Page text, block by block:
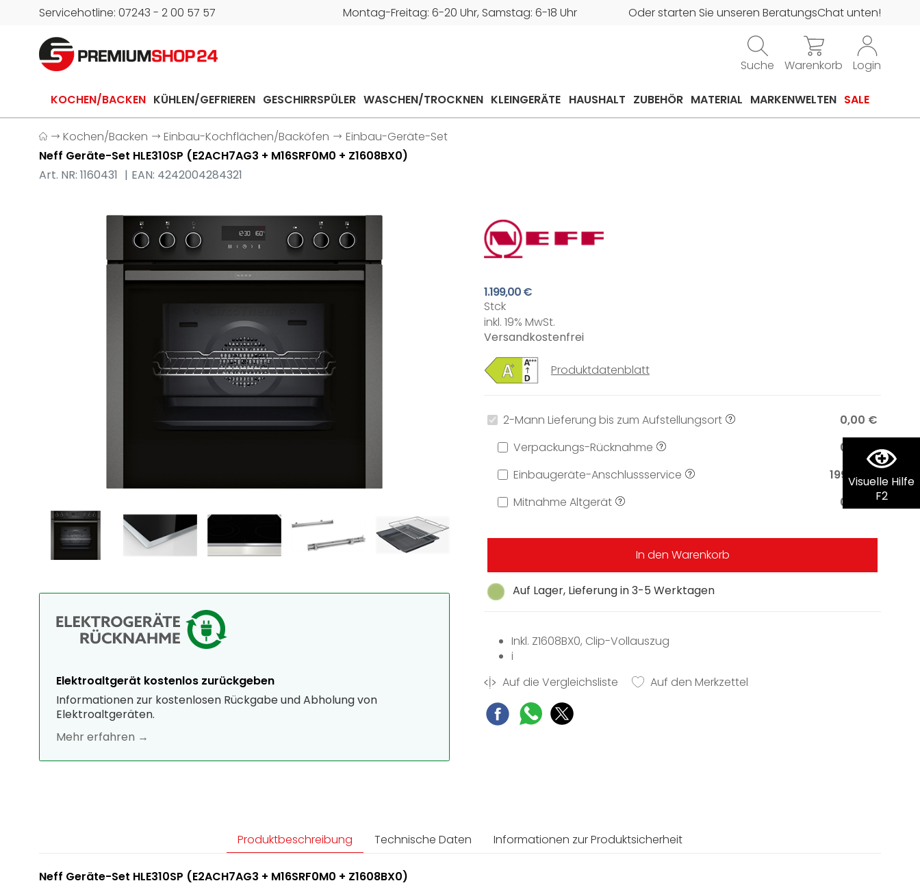
Visuelle Hilfe
F2
Servicehotline: 07243 - 2 00 57 57 Montag-Freitag: 6-20 Uhr, Samstag: 6-18 Uhr Oder starten Sie unseren BeratungsChat unten!
Suche Warenkorb Login
KOCHEN/BACKEN KÜHLEN/GEFRIEREN GESCHIRRSPÜLER WASCHEN/TROCKNEN KLEINGERÄTE HAUSHALT ZUBEHÖR MATERIAL MARKENWELTEN SALE
Kochen/Backen Einbau-Kochflächen/Backöfen
Einbau-Geräte-Set
Neff Geräte-Set HLE310SP (E2ACH7AG3 + M16SRF0M0 + Z1608BX0)
Art. NR: 1160431
EAN: 4242004284321
Elektroaltgerät kostenlos zurückgeben
Informationen zur kostenlosen Rückgabe und Abholung von
Elektroaltgeräten.
Mehr erfahren →
1.199,00 €
Stck
inkl. 19% MwSt.
Versandkostenfrei
Produktdatenblatt
Auf Lager, Lieferung in 3-5 Werktagen
2-Mann Lieferung bis zum Aufstellungsort
0,00 €
Verpackungs-Rücknahme
0,00 €
Einbaugeräte-Anschlussservice
199,00 €
Mitnahme Altgerät
0,00 €
In den Warenkorb
Inkl. Z1608BX0, Clip-Vollauszug
i
Auf die Vergleichsliste
Auf den Merkzettel
Produktbeschreibung Technische Daten Informationen zur Produktsicherheit
Neff Geräte-Set HLE310SP (E2ACH7AG3 + M16SRF0M0 + Z1608BX0)